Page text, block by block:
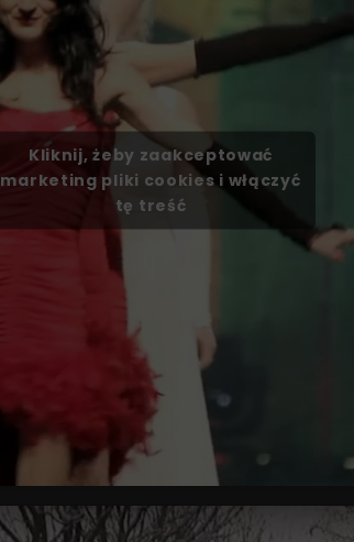
Kliknij, żeby zaakceptować
marketing pliki cookies i włączyć
tę treść